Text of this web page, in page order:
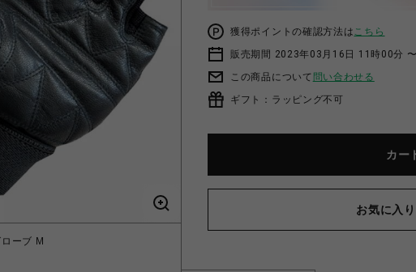
ーブ M
獲得ポイントの確認方法はこちら
販売期間 2023年03月16日 11時00分 〜
この商品について 問い合わせる
ギフト：ラッピング不可
カー
お気に入